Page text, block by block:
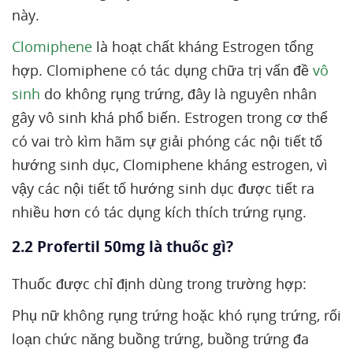
này.
Clomiphene là hoạt chất kháng Estrogen tổng
hợp. Clomiphene có tác dụng chữa trị vấn đề vô
sinh do không rụng trứng, đây là nguyên nhân
gây vô sinh khá phổ biến. Estrogen trong cơ thể
có vai trò kìm hãm sự giải phóng các nội tiết tố
hướng sinh dục, Clomiphene kháng estrogen, vì
vậy các nội tiết tố hướng sinh dục được tiết ra
nhiều hơn có tác dụng kích thích trứng rụng.
2.2 Profertil 50mg là thuốc gì?
Thuốc được chỉ định dùng trong trường hợp:
Phụ nữ không rụng trứng hoặc khó rụng trứng, rối
loạn chức năng buồng trứng, buồng trứng đa